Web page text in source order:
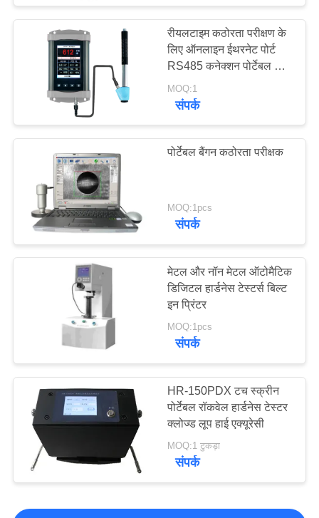
रीयलटाइम कठोरता परीक्षण के
लिए ऑनलाइन ईथरनेट पोर्ट
RS485 कनेक्शन पोर्टेबल लीब
कठोरता परीक्षक
MOQ:1
संपर्क
पोर्टेबल बैंगन कठोरता परीक्षक
MOQ:1pcs
संपर्क
मेटल और नॉन मेटल ऑटोमैटिक
डिजिटल हार्डनेस टेस्टर्स बिल्ट
इन प्रिंटर
MOQ:1pcs
संपर्क
HR-150PDX टच स्क्रीन
पोर्टेबल रॉकवेल हार्डनेस टेस्टर
क्लोज्ड लूप हाई एक्यूरेसी
MOQ:1 टुकड़ा
संपर्क